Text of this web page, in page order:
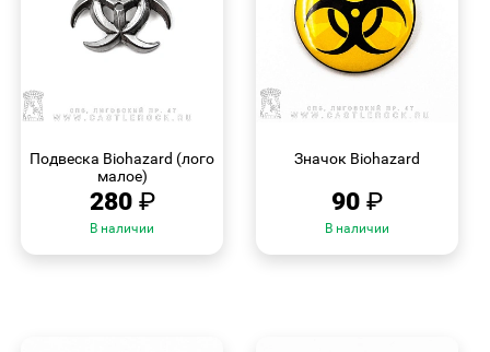
Подвеска Biohazard (лого
малое)
280 ₽
В наличии
Значок Biohazard
90 ₽
В наличии